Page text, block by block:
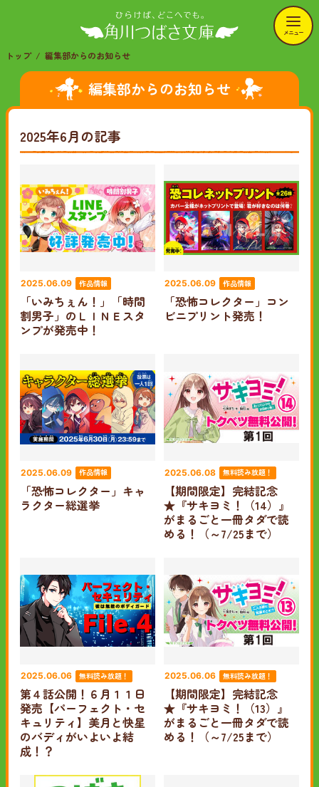
メニュー
トップ 編集部からのお知らせ
編集部からのお知らせ
2025年6月の記事
2025.06.09 作品情報
「いみちぇん！」「時間
割男子」のＬＩＮＥスタ
ンプが発売中！
2025.06.09 作品情報
「恐怖コレクター」コン
ビニプリント発売！
2025.06.09 作品情報
「恐怖コレクター」キャ
ラクター総選挙
2025.06.08 無料読み放題！
【期間限定】完結記念
★『サキヨミ！（14）』
がまるごと一冊タダで読
める！（～7/25まで）
2025.06.06 無料読み放題！
第４話公開！６月１１日
発売【パーフェクト・セ
キュリティ】美月と快星
のバディがいよいよ結
成！？
2025.06.06 無料読み放題！
【期間限定】完結記念
★『サキヨミ！（13）』
がまるごと一冊タダで読
める！（～7/25まで）